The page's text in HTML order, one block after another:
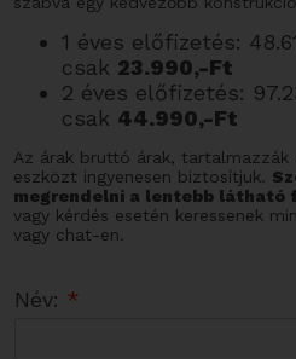
1 éves előfizetés:
csak 23.990,-Ft
2 éves előfizetés:
csak 44.990,-Ft
Az árak bruttó árak, tartalmazzák
eszközt ingyenesen biztosítjuk.
megrendelni a lentebb
vagy kérdés esetén keressenek
vagy chat-en.
Név: *